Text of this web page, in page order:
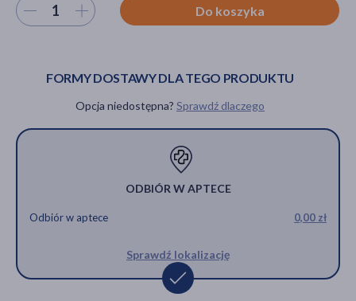
Hit
Wybierz ilość Do koszyka
FORMY DOSTAWY DLA TEGO PRODUKTU
Opcja niedostępna? Sprawdź dlaczego
ODBIÓR W APTECE
Odbiór w aptece 0,00 zł
Sprawdź lokalizację